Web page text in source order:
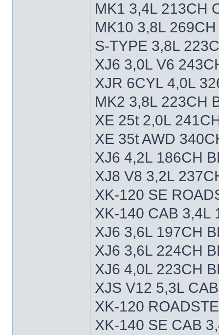
MK1 3,4L 213CH
MK10 3,8L
S-TYPE 3,8L
XJ6 3,0L V6
XJR 6CYL 4,0L
MK2 3,8L 223CH
XE 25t 2,0L
XE 35t AWD
XJ6 4,2L 186CH
XJ8 V8 3,2L
XK-120 SE
XK-140 CAB 3,4L
XJ6 3,6L 197CH
XJ6 3,6L 224CH
XJ6 4,0L 223CH
XJS V12 5,3L
XK-120
XK-140 SE CAB